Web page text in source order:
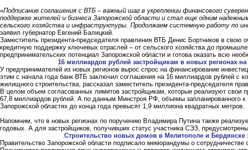
«Подписание соглашения с ВТБ – важный шаг в укреплении финансового
поддержке жителей и бизнеса Запорожской области и стал еще одним
сельского хозяйства и инфраструктуры. Продолжаем системную работу по
заявил губернатор Евгений Балицкий.
Заместитель президента-председателя правления ВТБ Денис Бортников в свою
кредитную поддержку ключевых отраслей – от сельского хозяйства до
предпринимательских потенциал Запорожской области и готова оказать всю
16 миллиардов рублей застройщикам в новых регионах
У предпринимателей из новых регионов вырос спрос на финансирование
этим с начала года банк ВТБ заключил соглашения на 16 миллиардов рублей с
жилищного строительства, рассказал заместитель президента-председателя
В целом объем согласованных лимитов застройщикам, которые реализуют свои
67,8 миллиардов рублей. А по данным Минстроя РФ, объемы запланированного
Запорожской областях до конца года превысят 1,9 миллиона квадратных метров.
Напомним, что в новых регионах по поручению Владимира Путина также
годовых. А для застройщиков, получивших статус участника СЭЗ,
Строительство новых домов в Мелитополе и Бердянске
Правительство Запорожской области подписало меморандумы о сотрудничестве